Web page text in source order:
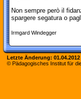
Non sempre però il
spargere segatura o
Irmgard Windegger
Letzte Änderung: 01.04.2012
© Pädagogisches Institut für